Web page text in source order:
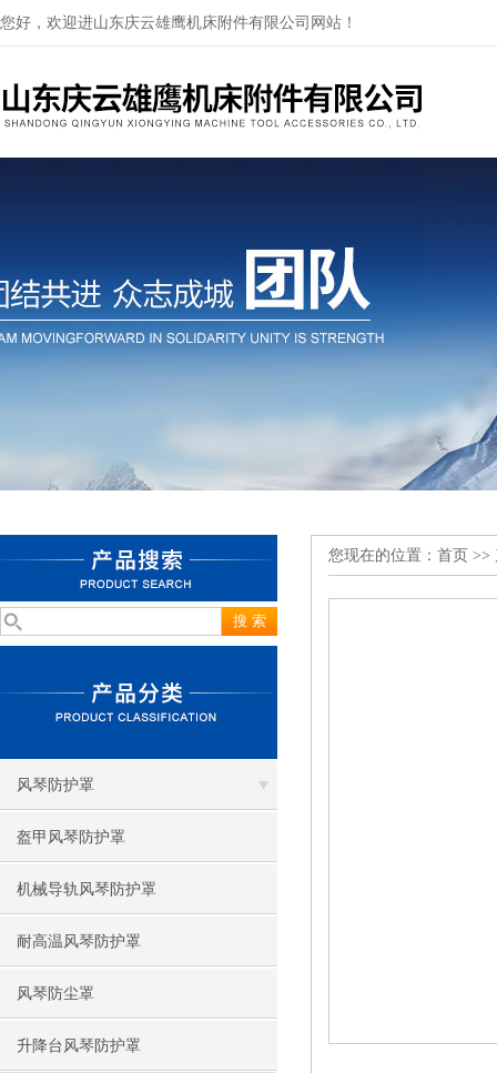
您好，欢迎进山东庆云雄鹰机床附件有限公司网站！
风琴防护罩
盔甲风琴防护罩
机械导轨风琴防护罩
耐高温风琴防护罩
风琴防尘罩
升降台风琴防护罩
您现在的位置： 首页 >>